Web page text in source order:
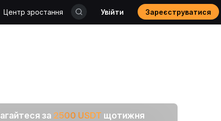
Центр зростання Увійти Зареєструватися
за 2500 USDT щотижня